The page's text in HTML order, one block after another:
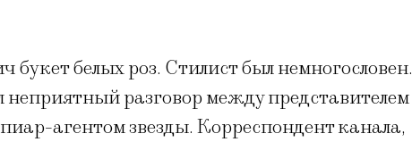
букет белых роз. Стилист был немногословен.
неприятный разговор между представителем
агентом звезды. Корреспондент канала,